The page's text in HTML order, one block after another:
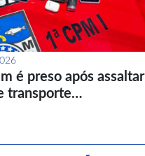
é preso após assaltar
transporte…